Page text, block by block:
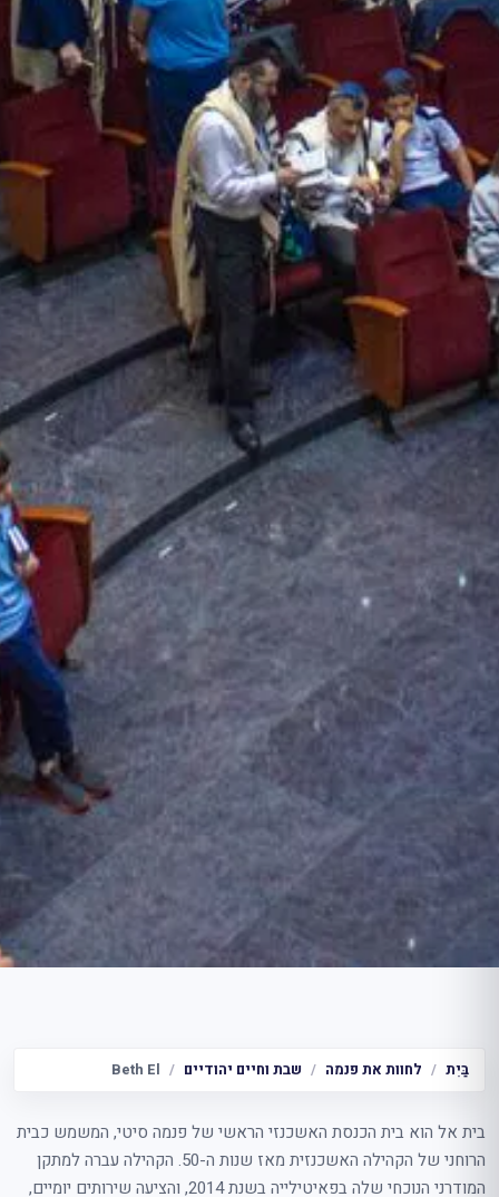
בַּיִת לחוות את פנמה שבת וחיים יהודיים Beth El
בית אל הוא בית הכנסת האשכנזי הראשי של פנמה סיטי, המשמש כבית
הרוחני של הקהילה האשכנזית מאז שנות ה-50. הקהילה עברה למתקן
המודרני הנוכחי שלה בפאיטילייה בשנת 2014, והציעה שירותים יומיים,